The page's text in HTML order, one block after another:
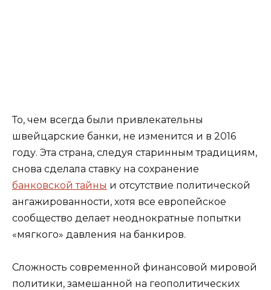
То, чем всегда были привлекательны
швейцарские банки, не изменится и в 2016
году. Эта страна, следуя старинным традициям,
снова сделала ставку на сохранение
банковской тайны и отсутствие политической
ангажированности, хотя все европейское
сообщество делает неоднократные попытки
«мягкого» давления на банкиров.
Сложность современной финансовой мировой
политики, замешанной на геополитических